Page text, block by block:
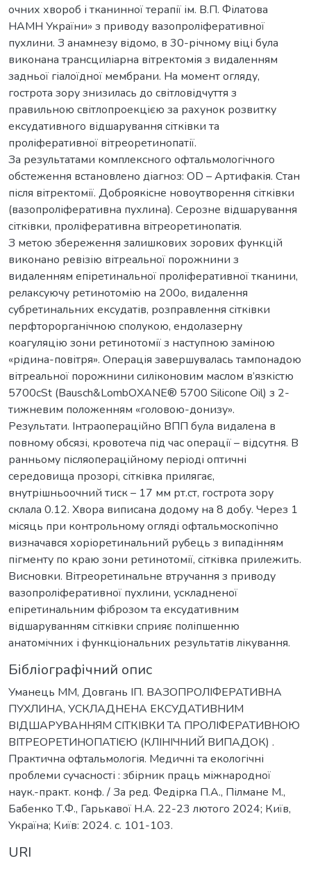
очних хвороб і тканинної терапії ім. В.П. Філатова
НАМН України» з приводу вазопроліферативної
пухлини. З анамнезу відомо, в 30-річному віці була
виконана трансциліарна вітректомія з видаленням
задньої гіалоїдної мембрани. На момент огляду,
гострота зору знизилась до світловідчуття з
правильною світлопроекцією за рахунок розвитку
ексудативного відшарування сітківки та
проліферативної вітреоретинопатії.
За результатами комплексного офтальмологічного
обстеження встановлено діагноз: OD – Артифакія. Стан
після вітректомії. Доброякісне новоутворення сітківки
(вазопроліферативна пухлина). Серозне відшарування
сітківки, проліферативна вітреоретинопатія.
З метою збереження залишкових зорових функцій
виконано ревізію вітреальної порожнини з
видаленням епіретинальної проліферативної тканини,
релаксуючу ретинотомію на 200о, видалення
субретинальних ексудатів, розправлення сітківки
перфторорганічною сполукою, ендолазерну
коагуляцію зони ретинотомії з наступною заміною
«рідина-повітря». Операція завершувалась тампонадою
вітреальної порожнини силіконовим маслом в’язкістю
5700cSt (Bausch&LombOXANE® 5700 Silicone Oil) з 2-
тижневим положенням «головою-донизу».
Результати. Інтраопераційно ВПП була видалена в
повному обсязі, кровотеча під час операції – відсутня. В
ранньому післяопераційному періоді оптичні
середовища прозорі, сітківка прилягає,
внутрішньоочний тиск – 17 мм рт.ст, гострота зору
склала 0.12. Хвора виписана додому на 8 добу. Через 1
місяць при контрольному огляді офтальмоскопічно
визначався хоріоретинальний рубець з випадінням
пігменту по краю зони ретинотомії, сітківка прилежить.
Висновки. Вітреоретинальне втручання з приводу
вазопроліферативної пухлини, ускладненої
епіретинальним фіброзом та ексудативним
відшаруванням сітківки сприяє поліпшенню
анатомічних і функціональних результатів лікування.
Бібліографічний опис
Уманець ММ, Довгань ІП. ВАЗОПРОЛІФЕРАТИВНА
ПУХЛИНА, УСКЛАДНЕНА ЕКСУДАТИВНИМ
ВІДШАРУВАННЯМ СІТКІВКИ ТА ПРОЛІФЕРАТИВНОЮ
ВІТРЕОРЕТИНОПАТІЄЮ (КЛІНІЧНИЙ ВИПАДОК) .
Практична офтальмологія. Медичні та екологічні
проблеми сучасності : збірник праць міжнародної
наук.-практ. конф. / За ред. Федірка П.А., Пілмане М.,
Бабенко Т.Ф., Гарькавої Н.А. 22-23 лютого 2024; Київ,
Україна; Київ: 2024. с. 101-103.
URI